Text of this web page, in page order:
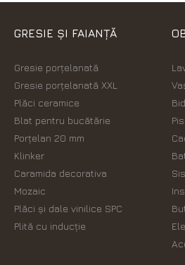
GRESIE ȘI FAIANȚĂ
Gresie porțelanată
Gresie porțelanată XXL
Plăci ceramice
Blat pentru bucătărie
Porțelan 20 mm
Klinker
Caramida decorativa
Mozaic
Plăci şi dale vinilice SPC
Plită cu inducție